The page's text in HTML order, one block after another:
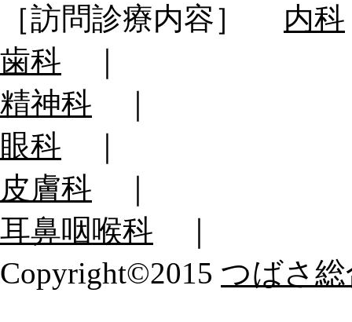
［訪問診療内容］
内科
歯科
精神科
眼科
皮膚科
耳鼻咽喉科
Copyright©2015 つばさ